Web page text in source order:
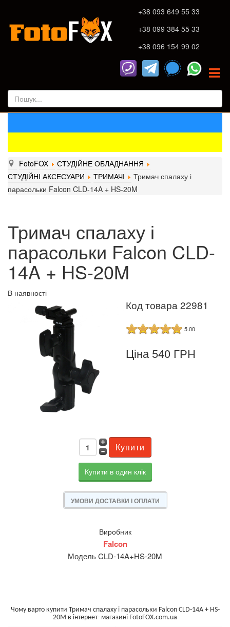
+38 093 649 55 33
+38 099 384 55 33
+38 096 154 99 02
FotoFOX
СТУДІЙНЕ ОБЛАДНАННЯ
СТУДІЙНІ АКСЕСУАРИ
ТРИМАЧІ
Тримач спалаху і
парасольки Falcon CLD-14A + HS-20M
Тримач спалаху і
парасольки Falcon CLD-
14A + HS-20M
В наявності
Код товара 22981
5.00
Ціна 540 ГРН
Купити в один клік
УМОВИ ДОСТАВКИ І ОПЛАТИ
Виробник
Falcon
Модель CLD-14A+HS-20M
Чому варто купити Тримач спалаху і парасольки Falcon CLD-14A + HS-
20M в інтернет- магазині FotoFOX.com.ua